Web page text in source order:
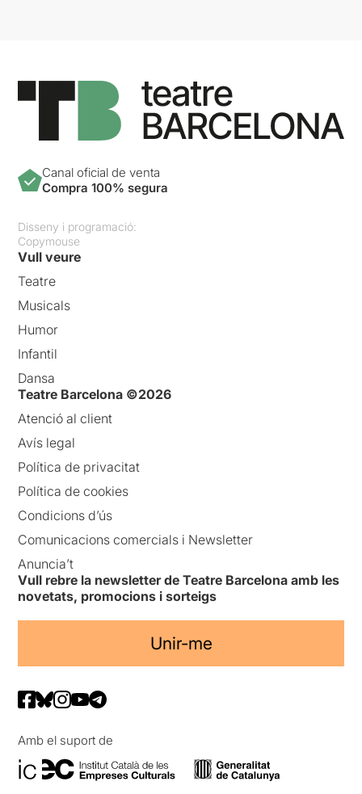
Canal oficial de venta
Compra 100% segura
Disseny i programació:
Copymouse
Vull veure
Teatre
Musicals
Humor
Infantil
Dansa
Teatre Barcelona ©2026
Atenció al client
Avís legal
Política de privacitat
Política de cookies
Condicions d’ús
Comunicacions comercials i Newsletter
Anuncia’t
Vull rebre la newsletter de Teatre Barcelona amb les
novetats, promocions i sorteigs
Unir-me
Amb el suport de